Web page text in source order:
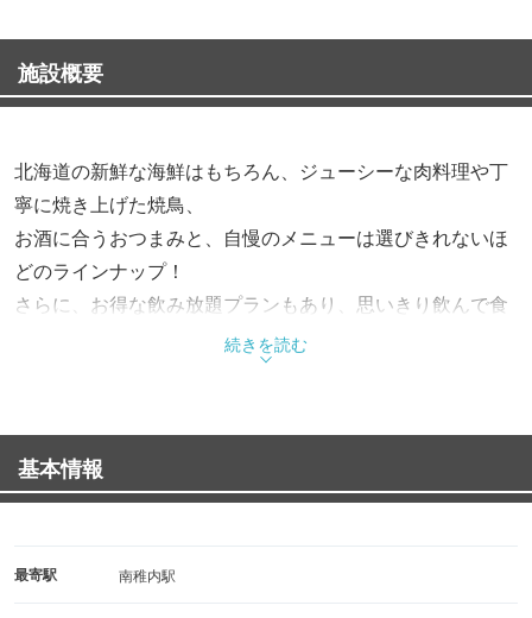
施設概要
北海道の新鮮な海鮮はもちろん、ジューシーな肉料理や丁
寧に焼き上げた焼鳥、
お酒に合うおつまみと、自慢のメニューは選びきれないほ
どのラインナップ！
さらに、お得な飲み放題プランもあり、思いきり飲んで食
お食事需要に強い店！
なので、お酒が飲めない方でも大歓迎！お好きな料理にご
飯・味噌汁をつけて
でご注文ください。
続きを読む
基本情報
最寄駅 南稚内駅